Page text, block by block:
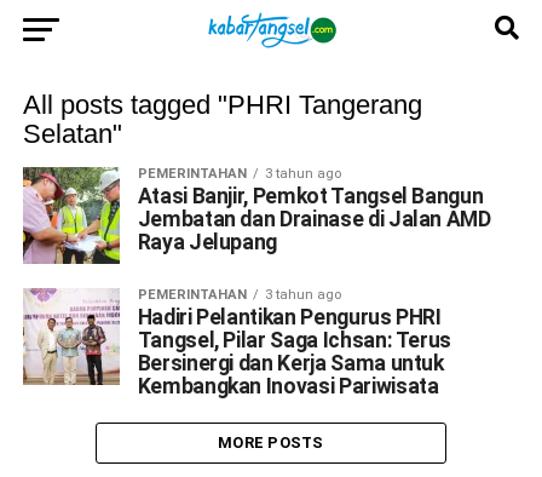
All posts tagged "PHRI Tangerang
Selatan"
PEMERINTAHAN 3 tahun ago
Atasi Banjir, Pemkot Tangsel Bangun
Jembatan dan Drainase di Jalan AMD
Raya Jelupang
PEMERINTAHAN 3 tahun ago
Hadiri Pelantikan Pengurus PHRI
Tangsel, Pilar Saga Ichsan: Terus
Bersinergi dan Kerja Sama untuk
Kembangkan Inovasi Pariwisata
MORE POSTS